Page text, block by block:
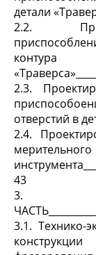
детали
2.2.
2.3.
отверстий в
2.4.
мерительного
43
3.
3.1. Технико-